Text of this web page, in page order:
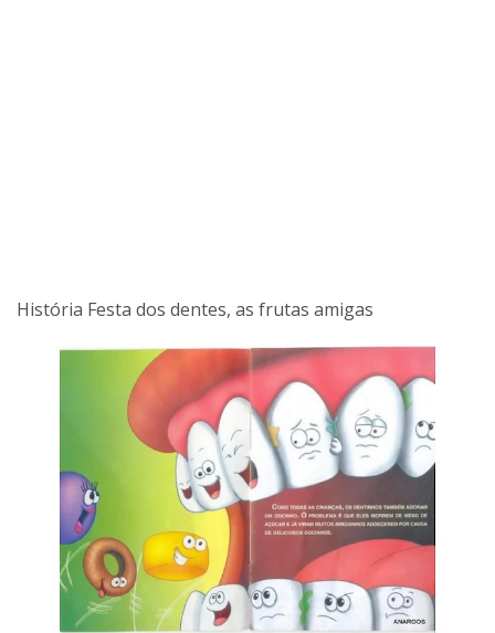
História Festa dos dentes, as frutas amigas